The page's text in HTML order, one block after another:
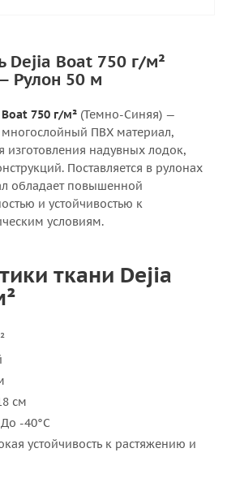
Dejia Boat 750 г/м²
Рулон 50 м
750 г/м² (Темно-Синяя) —
ПВХ материал,
изготовления надувных лодок,
Поставляется в рулонах
обладает повышенной
и устойчивостью к
условиям.
ткани Dejia
см
До -40°C
устойчивость к растяжению и